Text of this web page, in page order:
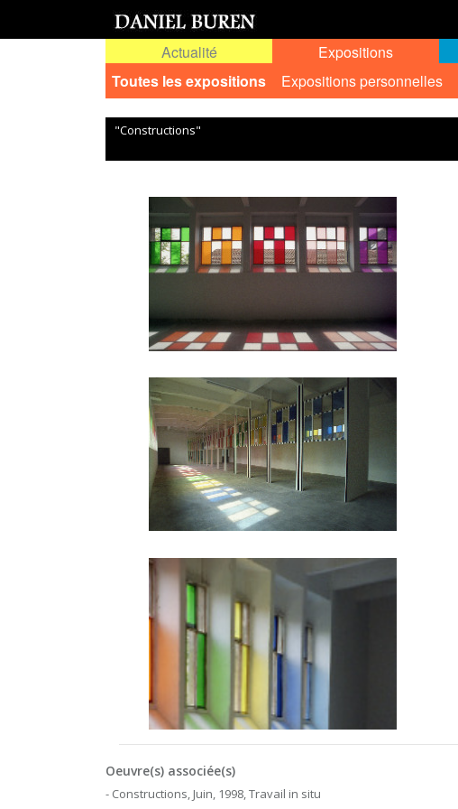
Actualité
Expositions
Toutes les expositions
Expositions personnelles
"Constructions"
Oeuvre(s) associée(s)
- Constructions, Juin, 1998, Travail in situ